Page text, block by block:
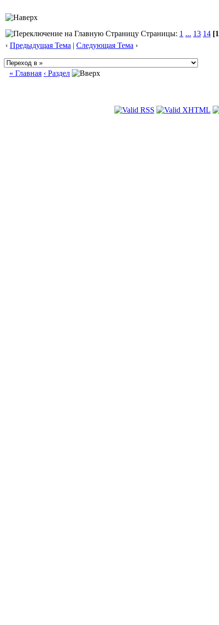
Страницы: 1 ... 13 14
‹ Предыдущая Тема | Следующая Тема ›
« Главная ‹ Раздел